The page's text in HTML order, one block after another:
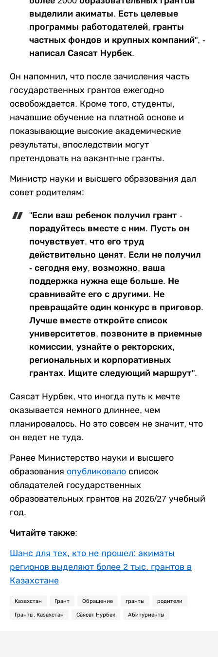
выделили акиматы. Есть целевые
программы работодателей, гранты
частных фондов и крупных компаний", -
написал Саясат Нурбек.
Он напомнил, что после зачисления часть
государственных грантов ежегодно
освобождается. Кроме того, студенты,
начавшие обучение на платной основе и
показывающие высокие академические
результаты, впоследствии могут
претендовать на вакантные гранты.
Министр науки и высшего образования дал
совет родителям:
"Если ваш ребенок получил грант -
порадуйтесь вместе с ним. Пусть он
почувствует, что его труд
действительно ценят. Если не получил
- сегодня ему, возможно, ваша
поддержка нужна еще больше. Не
сравнивайте его с другими. Не
превращайте один конкурс в приговор.
Лучше вместе откройте список
университетов, позвоните в приемные
комиссии, узнайте о ректорских,
региональных и корпоративных
грантах. Ищите следующий маршрут".
Саясат Нурбек, что иногда путь к мечте
оказывается немного длиннее, чем
планировалось. Но это совсем не значит, что
он ведет не туда.
Ранее Министерство науки и высшего
образования опубликовало список
обладателей государственных
образовательных грантов на 2026/27 учебный
год.
Читайте также:
Шанс для тех, кто не прошел: акиматы
регионов выделяют более 2 тыс. грантов в
Казахстане
Казахстан Грант Обращение гранты родители
Гранты. Казахстан Саясат Нурбек Абитуриенты